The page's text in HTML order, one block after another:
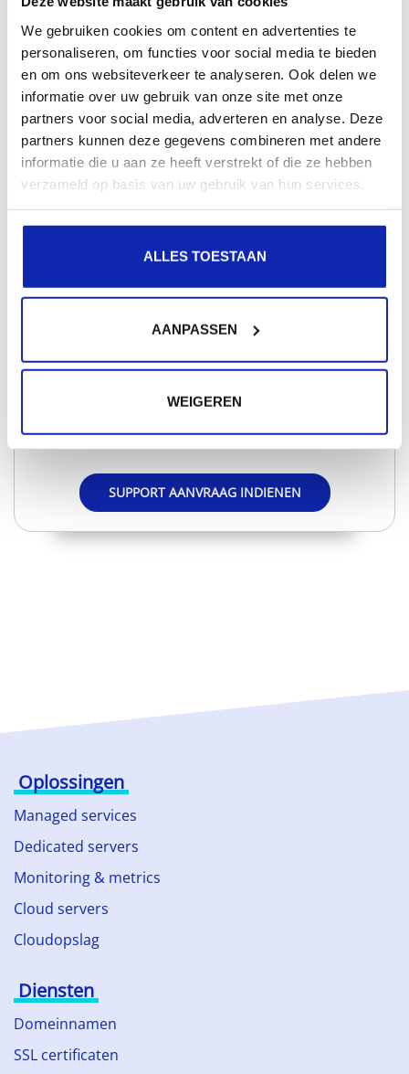
We gebruiken cookies om content en advertenties te
personaliseren, om functies voor social media te bieden
en om ons websiteverkeer te analyseren. Ook delen we
informatie over uw gebruik van onze site met onze
partners voor social media, adverteren en analyse. Deze
partners kunnen deze gegevens combineren met andere
informatie die u aan ze heeft verstrekt of die ze hebben
verzameld op basis van uw gebruik van hun services.
ALLES TOESTAAN
AANPASSEN
WEIGEREN
komen niet toe bij de ontvanger
Berichten die verzonden worden naar een gmail.com
adres komen niet toe bij de ontvanger. De verzender
krijgt een foutmelding terug...
Meer lezen
Werden niet al uw vragen beantwoord?
graag verder!
SUPPORT AANVRAAG INDIENEN
Oplossingen
Managed services
Dedicated servers
Monitoring & metrics
Cloud servers
Cloudopslag
Diensten
Domeinnamen
SSL certificaten